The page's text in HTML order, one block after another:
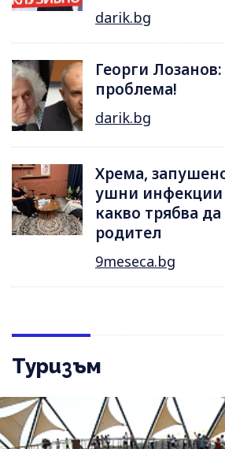
darik.bg
Георги
проблема!
darik.bg
Хрема,
ушни инфекции
какво трябва
родител
9meseca.bg
Туризъм